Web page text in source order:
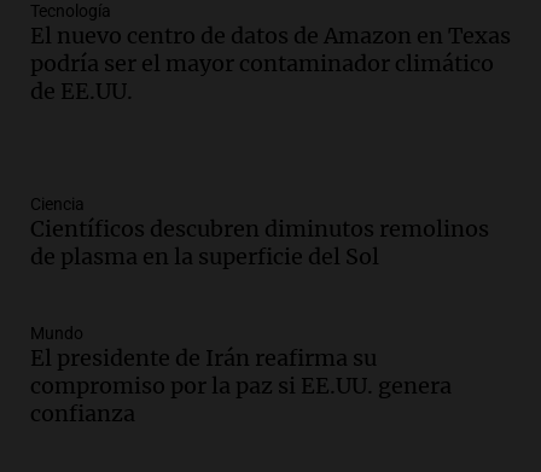
Tecnología
El nuevo centro de datos de Amazon en Texas
podría ser el mayor contaminador climático
de EE.UU.
Ciencia
Científicos descubren diminutos remolinos
de plasma en la superficie del Sol
Mundo
El presidente de Irán reafirma su
compromiso por la paz si EE.UU. genera
confianza